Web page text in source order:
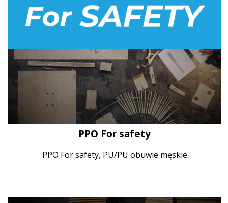
PPO For safety
PPO For safety, PU/PU obuwie męskie